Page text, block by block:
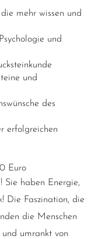
mehr wissen und
und
und
des
erfolgreichen
Euro
Sie haben Energie,
Die Faszination, die
die Menschen
umrankt von